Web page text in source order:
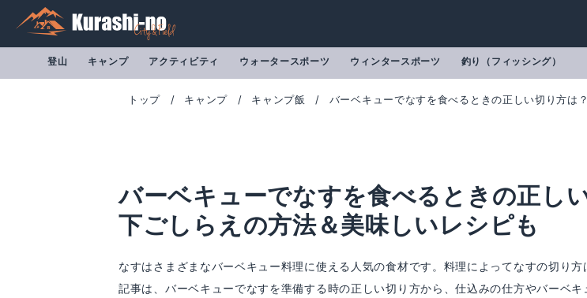
登山 キャンプ アクティビティ ウォータースポーツ ウィンタースポーツ 釣り（フィッシング）
トップ キャンプ キャンプ飯 バーベキューでなすを食べるときの正しい切り方は
バーベキューでなすを食べるときの正し
下ごしらえの方法＆美味しいレシピも
なすはさまざまなバーベキュー料理に使える人気の食材です。料理によってなすの切り
記事は、バーベキューでなすを準備する時の正しい切り方から、仕込みの仕方やバーベ